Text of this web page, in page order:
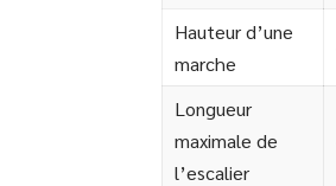
Hauteur d’une
marche
Longueur
maximale de
l’escalier